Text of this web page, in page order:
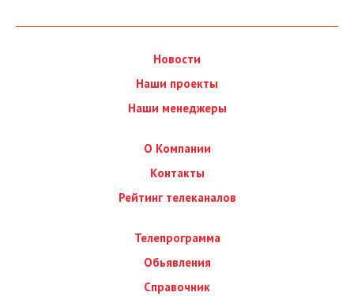
Новости
Наши проекты
Наши менеджеры
О Компании
Контакты
Рейтинг телеканалов
Телепрограмма
Обьявления
Справочник